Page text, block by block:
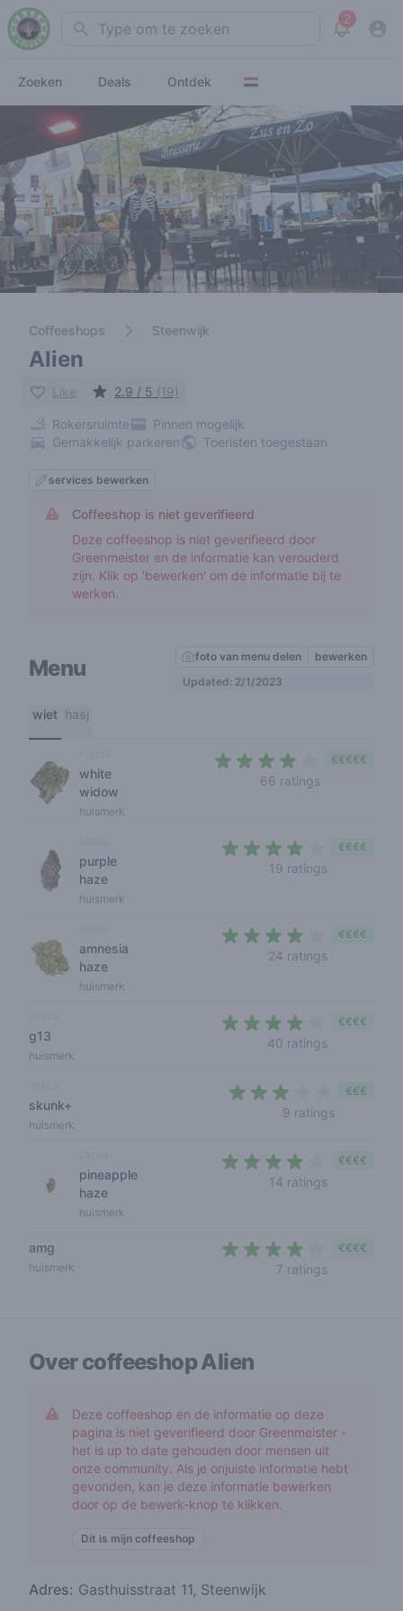
Search 2
View
Zoeken Deals Ontdek
Coffeeshops Steenwijk
Alien
Like 2.9 / 5 (19)
Rokersruimte
Pinnen mogelijk
Gemakkelijk parkeren
Toeristen toegestaan
services bewerken
Coffeeshop is niet geverifieerd
Deze coffeeshop is niet geverifieerd door
Greenmeister en de informatie kan verouderd
zijn. Klik op 'bewerken' om de informatie bij te
werken.
Menu foto van menu delen
bewerken
Updated: 2/1/2023
wiet hasj
white
widow
huismerk
66 ratings
€€€€€
purple
haze
huismerk
19 ratings
€€€€
amnesia
haze
huismerk
24 ratings
€€€€
g13
huismerk
40 ratings
€€€€
skunk+
huismerk
9 ratings
€€€
pineapple
haze
huismerk
14 ratings
€€€€
amg
huismerk 7 ratings
€€€€
Over coffeeshopAlien
Deze coffeeshop en de informatie op deze
pagina is niet geverifieerd door Greenmeister -
het is up to date gehouden door mensen uit
onze community. Als je onjuiste informatie hebt
gevonden, kan je deze informatie bewerken
door op de bewerk-knop te klikken.
Dit is mijn coffeeshop
Adres: Gasthuisstraat 11, Steenwijk